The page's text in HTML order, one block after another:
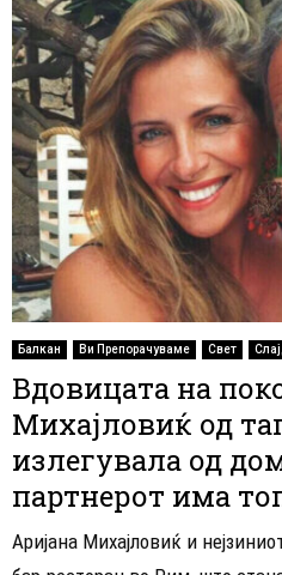
Балкан Ви Препорачуваме Свет
Вдовицата на
Михајловиќ од
излегувала од
партнерот има
Аријана Михајловиќ и